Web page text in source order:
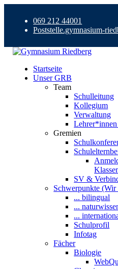
069 212 44001
Poststelle.gymnasium-
Startseite
Unser GRB
Team
Schulleitung
Kollegium
Verwaltung
Gremien
SV &
Schwerpunkte (Wir
... bilingual
...
...
Schulprofil
Infotag
Fächer
Biologie